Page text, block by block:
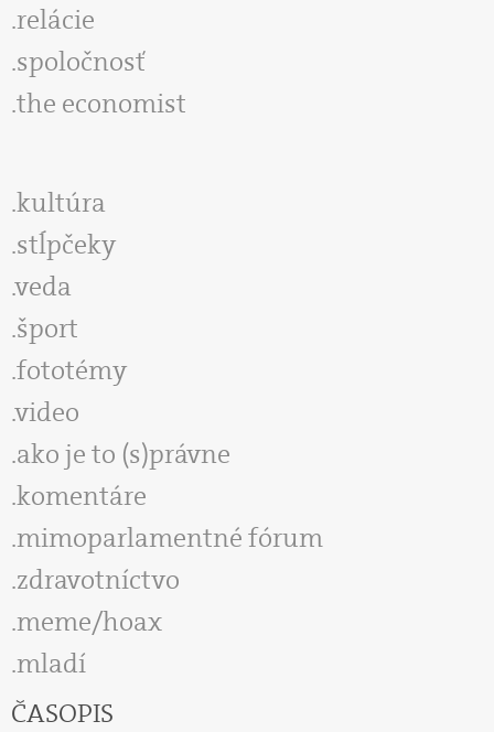
relácie
spoločnosť
the economist
kultúra
stĺpčeky
veda
šport
fototémy
video
ako je to (s)právne
komentáre
mimoparlamentné fórum
zdravotníctvo
meme/hoax
mladí
ČASOPIS